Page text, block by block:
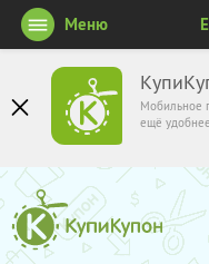
Мобильное
ещё удобнее
Меню